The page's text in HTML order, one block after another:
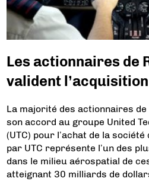
Les actionnaires de
valident l’acquisition
La majorité des actionnaires de
son accord au groupe United
(UTC) pour l’achat de la
par UTC représente l’un des
dans le milieu aérospatial de
atteignant 30 milliards de